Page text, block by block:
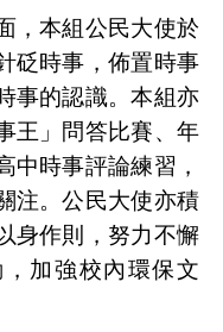
，本組公民大使於
砭時事，佈置時事
事的認識。本組亦
王」問答比賽、年
中時事評論練習，
注。公民大使亦積
身作則，努力不懈
加強校內環保文